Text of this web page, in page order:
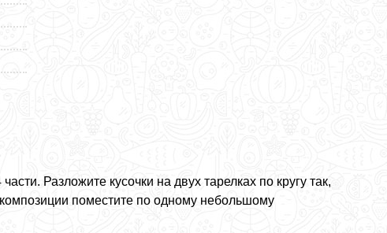
Разложите кусочки на двух тарелках по кругу так,
поместите по одному небольшому